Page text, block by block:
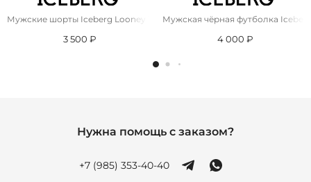
Мужские шорты Iceberg Looney Tunes
3 500 ₽
Мужская чёрная футболка
4 000 ₽
Нужна помощь с заказом?
+7 (985) 353-40-40